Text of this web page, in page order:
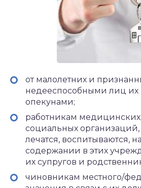
от малолетних и
недееспособными лиц их
опекунами;
работникам
социальных организаций,
лечатся, воспитываются,
содержании в этих
их супругов и
чиновникам местного/